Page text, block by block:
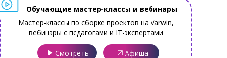
Смотреть Афиша
Мастер-классы по сборке проектов на Varwin,
вебинары с педагогами и IT-экспертами
Обучающие мастер-классы и вебинары